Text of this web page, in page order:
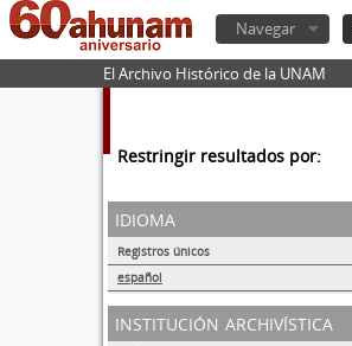
Navegar
El Archivo Histórico de la UNAM
Restringir resultados por:
idioma
Registros únicos
español
institución archivística